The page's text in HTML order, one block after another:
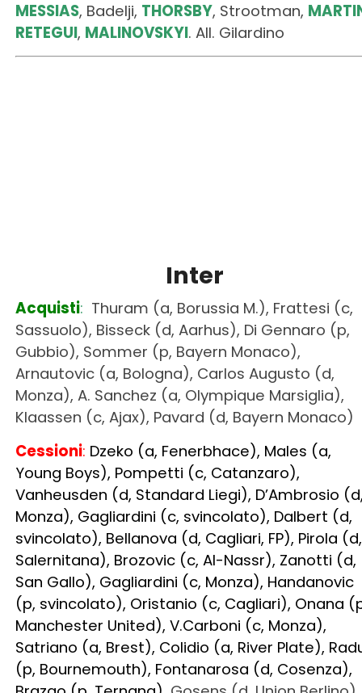
MESSIAS, Badelji, THORSBY, Strootman,
RETEGUI, MALINOVSKYI. All. Gilardino
Arnautovic (a, Bologna), Carlos Augusto (d,
Monza), A. Sanchez (a, Olympique Marsiglia),
Klaassen (c, Ajax), Pavard (d, Bayern Monaco)
Cessioni :Dzeko (a, Fenerbhace), Males (a,
Young Boys), Pompetti (c, Catanzaro),
Vanheusden (d, Standard Liegi), D’Ambrosio
Monza), Gagliardini (c, svincolato), Dalbert (d,
svincolato), Bellanova (d, Cagliari, FP), Pirola (d,
Salernitana), Brozovic (c, Al-Nassr), Zanotti (d,
San Gallo), Gagliardini (c, Monza), Handanovic
(p, svincolato), Oristanio (c, Cagliari), Onana
Manchester United), V.Carboni (c, Monza),
Satriano (a, Brest), Colidio (a, River Plate),
(p, Bournemouth), Fontanarosa (d, Cosenza),
Brazao (p, Ternana),
Gosens (d, Union Berlino),
Stankovic (p, Sampdoria), Fabbian (c,
Correa (a, Marsiglia), Lazaro (d, Torino)
Oggi giocherebbe COSÌ: